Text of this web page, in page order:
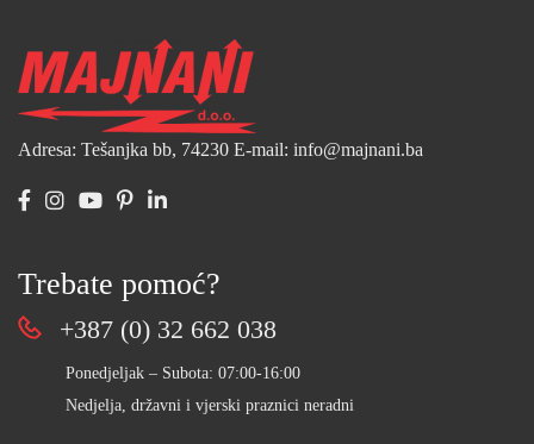
Adresa: Tešanjka bb, 74230 E-mail: info@majnani.ba
Trebate pomoć?
+387 (0) 32 662 038
Ponedjeljak – Subota: 07:00-16:00
Nedjelja, državni i vjerski praznici neradni